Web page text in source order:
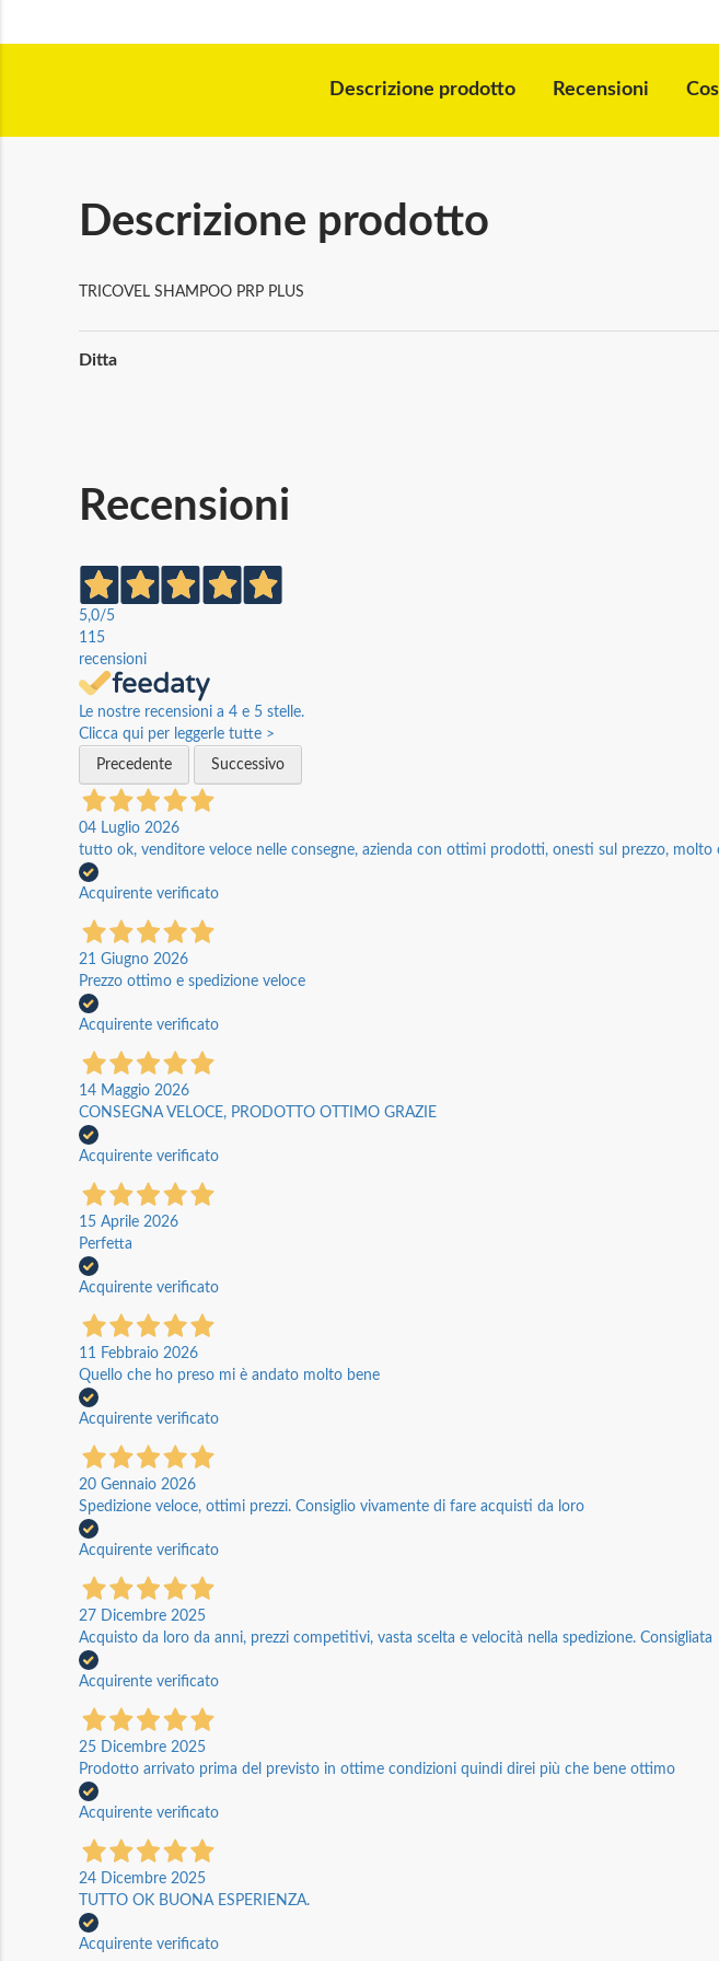
galleria
Descrizione prodotto Recensioni
Descrizione prodotto
TRICOVEL SHAMPOO PRP PLUS
Informazioni
Ditta
Recensioni
5,0/5
115
recensioni
Le nostre recensioni a 4 e 5 stelle.
Clicca qui per leggerle tutte >
Precedente
Successivo
04 Luglio 2026
tutto ok, venditore veloce nelle consegne, azienda con ottimi prodotti, onesti sul prezzo,
Acquirente verificato
21 Giugno 2026
Prezzo ottimo e spedizione veloce
Acquirente verificato
14 Maggio 2026
CONSEGNA VELOCE, PRODOTTO OTTIMO GRAZIE
Acquirente verificato
15 Aprile 2026
Perfetta
Acquirente verificato
11 Febbraio 2026
Quello che ho preso mi è andato molto bene
Acquirente verificato
20 Gennaio 2026
Spedizione veloce, ottimi prezzi. Consiglio vivamente di fare acquisti da loro
Acquirente verificato
27 Dicembre 2025
Acquisto da loro da anni, prezzi competitivi, vasta scelta e velocità nella spedizione. Consigliata
Acquirente verificato
25 Dicembre 2025
Prodotto arrivato prima del previsto in ottime condizioni quindi direi più che bene ottimo
Acquirente verificato
24 Dicembre 2025
TUTTO OK BUONA ESPERIENZA.
Acquirente verificato